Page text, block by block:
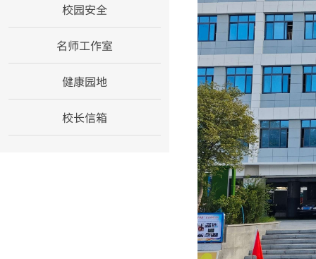
校园安全
名师工作室
健康园地
校长信箱